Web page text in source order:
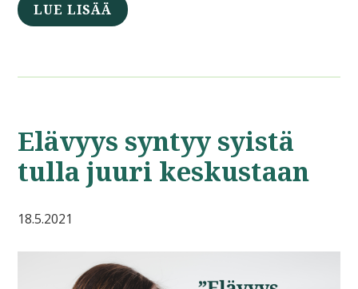
LUE LISÄÄ
Elävyys syntyy syistä
tulla juuri keskustaan
18.5.2021